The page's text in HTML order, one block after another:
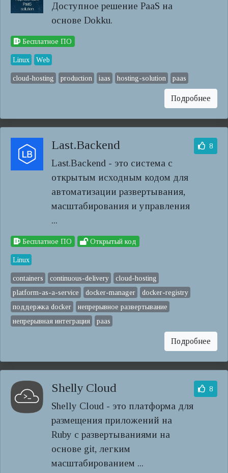
Доступное решение PaaS на
основе Dokku.
Бесплатное ПО
Linux Web
cloud-hosting production iaas hosting-solution paas
Подробнее
Last.Backend
Last.Backend - это система с
открытым исходным кодом для
автоматизации развертывания,
масштабирования и управления
...
8
Бесплатное ПО Открытый код
Linux
containers continuous-delivery
cloud-hosting
platform-as-a-service
docker-manager
docker-registry
поддержка docker
непрерывное развертывание
непрерывная интеграция
paas
Подробнее
Shelly Cloud
Shelly Cloud - это платформа для
размещения приложений на
Ruby с развертываниями на
основе git, легким
масштабированием ...
8